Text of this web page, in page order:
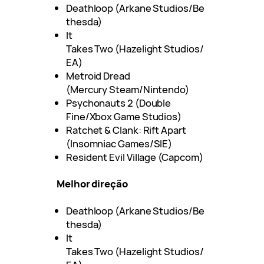
Deathloop (Arkane Studios/Be
thesda)
It
Takes Two (Hazelight Studios/
EA)
Metroid Dread
(Mercury Steam/Nintendo)
Psychonauts 2 (Double
Fine/Xbox Game Studios)
Ratchet & Clank: Rift Apart
(Insomniac Games/SIE)
Resident Evil Village (Capcom)
Melhor direção
Deathloop (Arkane Studios/Be
thesda)
It
Takes Two (Hazelight Studios/